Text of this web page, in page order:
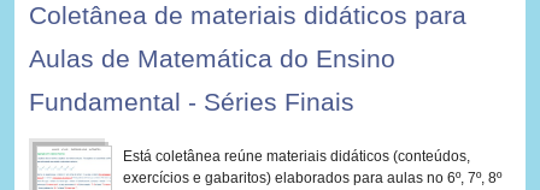
Coletânea de materiais didáticos para
Aulas de Matemática do Ensino
Fundamental - Séries Finais
Está coletânea reúne materiais didáticos (conteúdos,
exercícios e gabaritos) elaborados para aulas no 6º, 7º, 8º